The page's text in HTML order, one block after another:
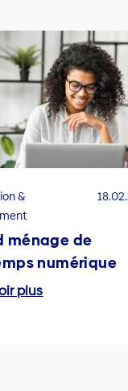
&
ménage de
numérique
plus